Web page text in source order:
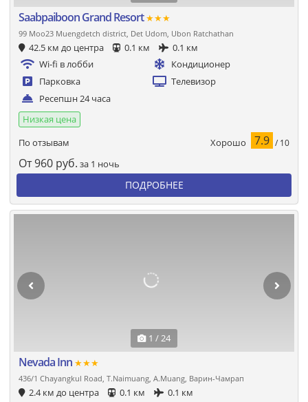
Saabpaiboon Grand Resort★★★
99 Moo23 Muengdetch district, Det Udom, Ubon Ratchathan
42.5 км до центра 0.1 км
0.1 км
Wi-fi в лобби
Кондиционер
Парковка
Телевизор
Ресепшн 24 часа
Низкая цена
По отзывам
Хорошо 7.9 / 10
От960 руб. за 1 ночь
ПОДРОБНЕЕ
1 / 24
Nevada Inn ★★★
436/1 Chayangkul Road, T.Naimuang, A.Muang, Варин-Чамрап
2.4 км до центра 0.1 км
0.1 км